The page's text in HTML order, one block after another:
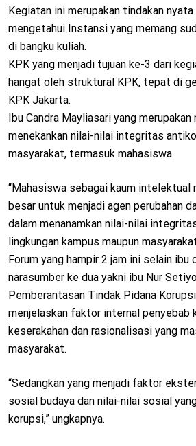
Kegiatan ini merupakan tindakan
mengetahui Instansi yang memang
di bangku kuliah.
KPK yang menjadi tujuan ke-3 dari
hangat oleh struktural KPK, tepat di
KPK Jakarta.
Ibu Candra Mayliasari yang
menekankan nilai-nilai integritas
masyarakat, termasuk mahasiswa.
“Mahasiswa sebagai kaum
besar untuk menjadi agen perubahan
dalam menanamkan nilai-nilai
lingkungan kampus maupun
Forum yang hampir 2 jam ini selain ibu
narasumber ke dua yakni ibu Nur
Pemberantasan Tindak Pidana
menjelaskan faktor internal penyebab
keserakahan dan rasionalisasi yang
masyarakat.
“Sedangkan yang menjadi faktor
sosial budaya dan nilai-nilai sosial
korupsi,” ungkapnya.